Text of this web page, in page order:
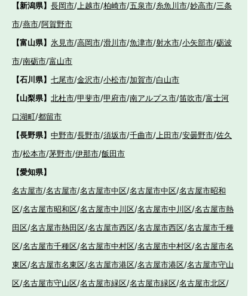
【新潟県】 長岡市/上越市/柏崎市/五泉市/糸魚川市/妙高市/三条
市/燕市/阿賀野市
【富山県】 氷見市/高岡市/滑川市/魚津市/射水市/小矢部市/砺波
市/南砺市/富山市
【石川県】 七尾市/金沢市/小松市/加賀市/白山市
【山梨県】 北杜市/甲斐市/甲府市/南アルプス市/笛吹市/富士河
口湖町/都留市
【長野県】 中野市/長野市/須坂市/千曲市/上田市/安曇野市/佐久
市/松本市/茅野市/伊那市/飯田市
【愛知県】
名古屋市/名古屋市/名古屋市中区/名古屋市中区/名古屋市昭和
区/名古屋市昭和区/名古屋市中川区/名古屋市中川区/名古屋市熱
田区/名古屋市熱田区/名古屋市西区/名古屋市西区/名古屋市千種
区/名古屋市千種区/名古屋市中村区/名古屋市中村区/名古屋市名
東区/名古屋市名東区/名古屋市港区/名古屋市港区/名古屋市守山
区/名古屋市守山区/名古屋市緑区/名古屋市緑区/名古屋市北区/